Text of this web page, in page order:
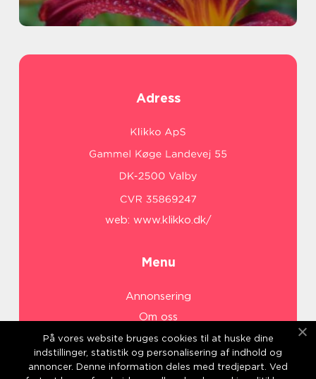
Adress
web: www.klikko.dk/
Menu
Annonsering
Om oss
Cookies
Kontakta oss
På vores website bruges cookies til at huske dine
indstillinger, statistik og personalisering af indhold og
annoncer. Denne information deles med tredjepart. Ved